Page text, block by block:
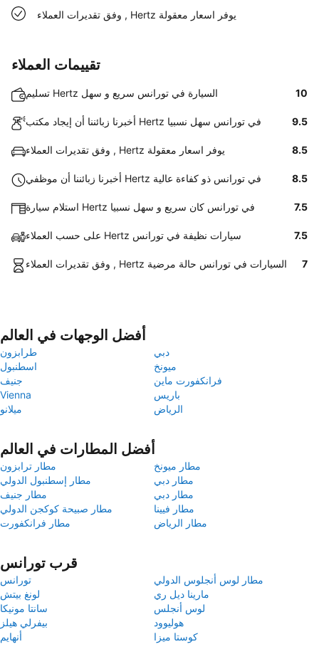
وفق تقديرات العملاء , Hertz يوفر اسعار معقولة
تقييمات العملاء
تسليم Hertz السيارة في تورانس سريع و سهل 10
أخبرنا زبائننا أن إيجاد مكتب Hertz في تورانس سهل نسبيا 9.5
وفق تقديرات العملاء , Hertz يوفر اسعار معقولة 8.5
أخبرنا زبائننا أن موظفي Hertz في تورانس ذو كفاءة عالية 8.5
استلام سيارة Hertz في تورانس كان سريع و سهل نسبيا 7.5
على حسب العملاء Hertz سيارات نظيفة في تورانس 7.5
وفق تقديرات العملاء , Hertz السيارات في تورانس حالة مرضية 7
أفضل الوجهات في العالم
طرابزون
دبي
اسطنبول
ميونخ
جنيف
فرانكفورت ماين
Vienna
باريس
ميلانو
الرياض
أفضل المطارات في العالم
مطار ترابزون
مطار ميونخ
مطار إسطنبول الدولي
مطار دبي
مطار جنيف
مطار دبي
مطار صبيحة كوكجن الدولي
مطار فيينا
مطار فرانكفورت
مطار الرياض
قرب تورانس
تورانس
مطار لوس أنجلوس الدولي
لونغ بيتش
مارينا ديل ري
سانتا مونيكا
لوس أنجلس
بيفرلي هيلز
هوليوود
أنهايم
كوستا ميزا